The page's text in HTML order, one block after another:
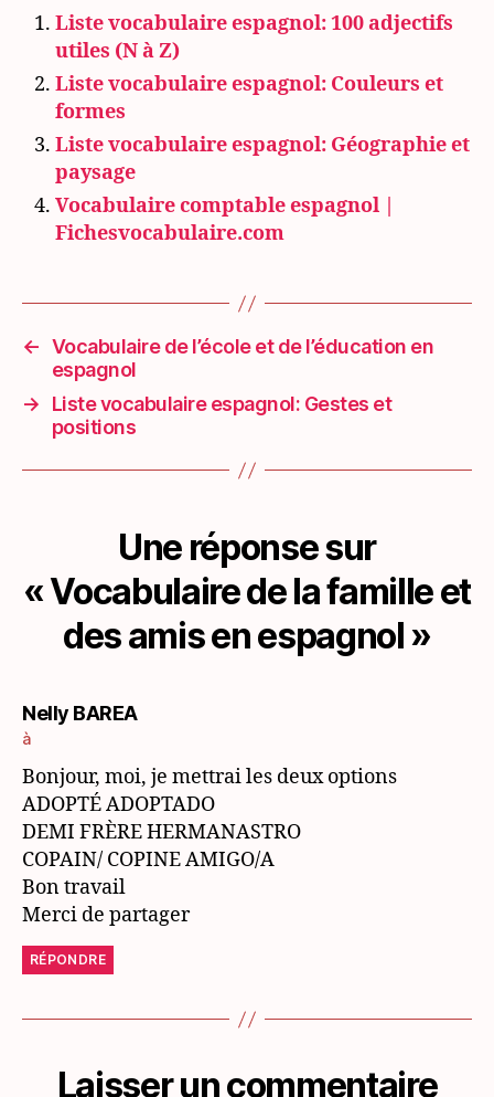
Liste vocabulaire espagnol: 100 adjectifs
utiles (N à Z)
Liste vocabulaire espagnol: Couleurs et
formes
Liste vocabulaire espagnol: Géographie et
paysage
Vocabulaire comptable espagnol |
Fichesvocabulaire.com
← Vocabulaire de l’école et de l’éducation en
espagnol
→
Liste vocabulaire espagnol: Gestes et
positions
Une réponse sur
« Vocabulaire de la famille et
des amis en espagnol »
Nelly BAREAdit :
à
Bonjour, moi, je mettrai les deux options
ADOPTÉ ADOPTADO
DEMI FRÈRE HERMANASTRO
COPAIN/ COPINE AMIGO/A
Bon travail
Merci de partager
RÉPONDRE
Laisser un commentaire